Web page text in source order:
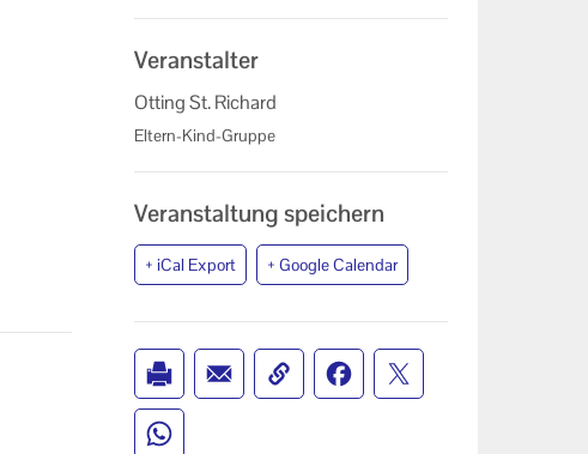
Veranstalter
Otting St. Richard
Eltern-Kind-Gruppe
Veranstaltung speichern
+ iCal Export + Google Calendar